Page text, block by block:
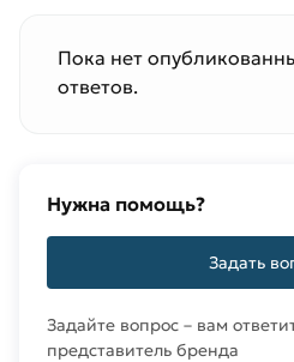
Пока нет
ответов.
Нужна помощь?
Задать
Задайте вопрос – вам
представитель бренда